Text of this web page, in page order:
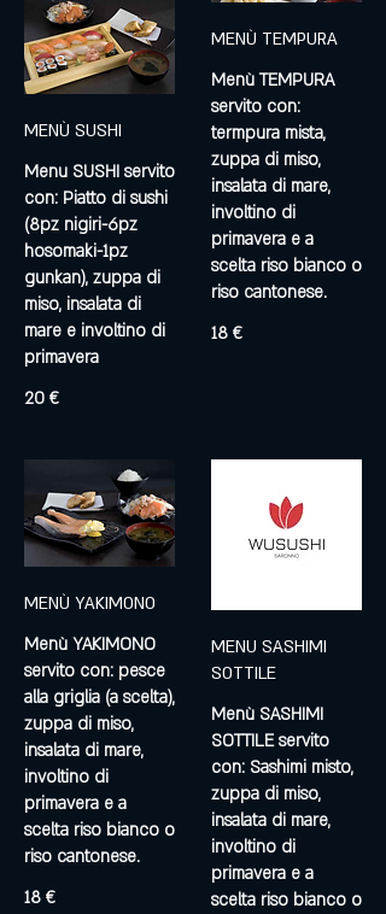
MENÙ SUSHI
Menu SUSHI servito
con: Piatto di sushi
(8pz nigiri-6pz
hosomaki-1pz
gunkan), zuppa di
miso, insalata di
mare e involtino di
primavera
20 €
MENÙ TEMPURA
Menù TEMPURA
servito con:
termpura mista,
zuppa di miso,
insalata di mare,
involtino di
primavera e a
scelta riso bianco o
riso cantonese.
18 €
MENÙ YAKIMONO
Menù YAKIMONO
servito con: pesce
alla griglia (a scelta),
zuppa di miso,
insalata di mare,
involtino di
primavera e a
scelta riso bianco o
riso cantonese.
18 €
MENU SASHIMI
SOTTILE
Menù SASHIMI
SOTTILE servito
con: Sashimi misto,
zuppa di miso,
insalata di mare,
involtino di
primavera e a
scelta riso bianco o